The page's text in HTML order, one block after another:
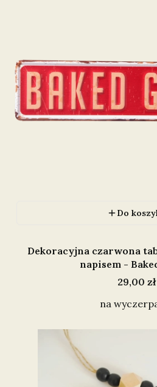
Do
Dekoracyjna czarwona
napisem -
Cena
29,00 zł
na